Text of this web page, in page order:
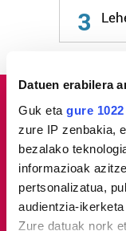
Datuen erabilera
Guk eta gure
zure IP zenbakia,
bezalako
informazioak
pertsonalizatua,
audientzia-
Zure datuak nork
3